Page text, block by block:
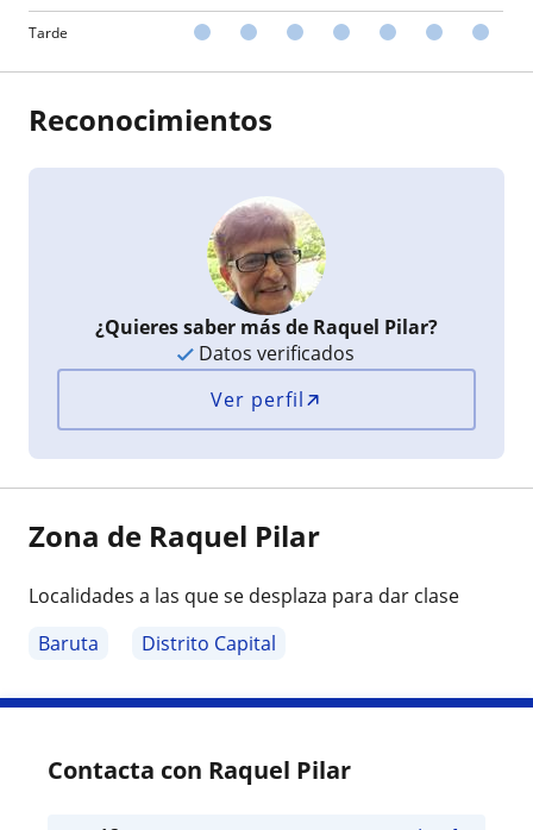
Tarde
Reconocimientos
¿Quieres saber más de Raquel Pilar?
Datos verificados
Ver perfil
Zona de Raquel Pilar
Localidades a las que se desplaza para dar clase
Baruta
Distrito Capital
Contacta con Raquel Pilar